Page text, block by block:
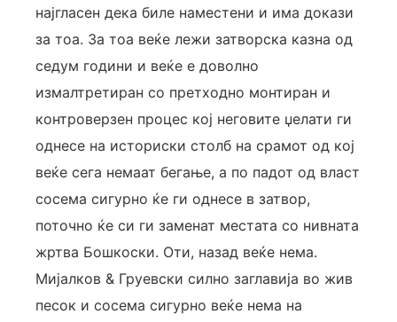
најгласен дека биле наместени и има докази
за тоа. За тоа веќе лежи затворска казна од
седум години и веќе е доволно
измалтретиран со претходно монтиран и
контроверзен процес кој неговите џелати ги
однесе на историски столб на срамот од кој
веќе сега немаат бегање, а по падот од власт
сосема сигурно ќе ги однесе в затвор,
поточно ќе си ги заменат местата со нивната
жртва Бошкоски. Оти, назад веќе нема.
Мијалков & Груевски силно заглавија во жив
песок и сосема сигурно веќе нема на